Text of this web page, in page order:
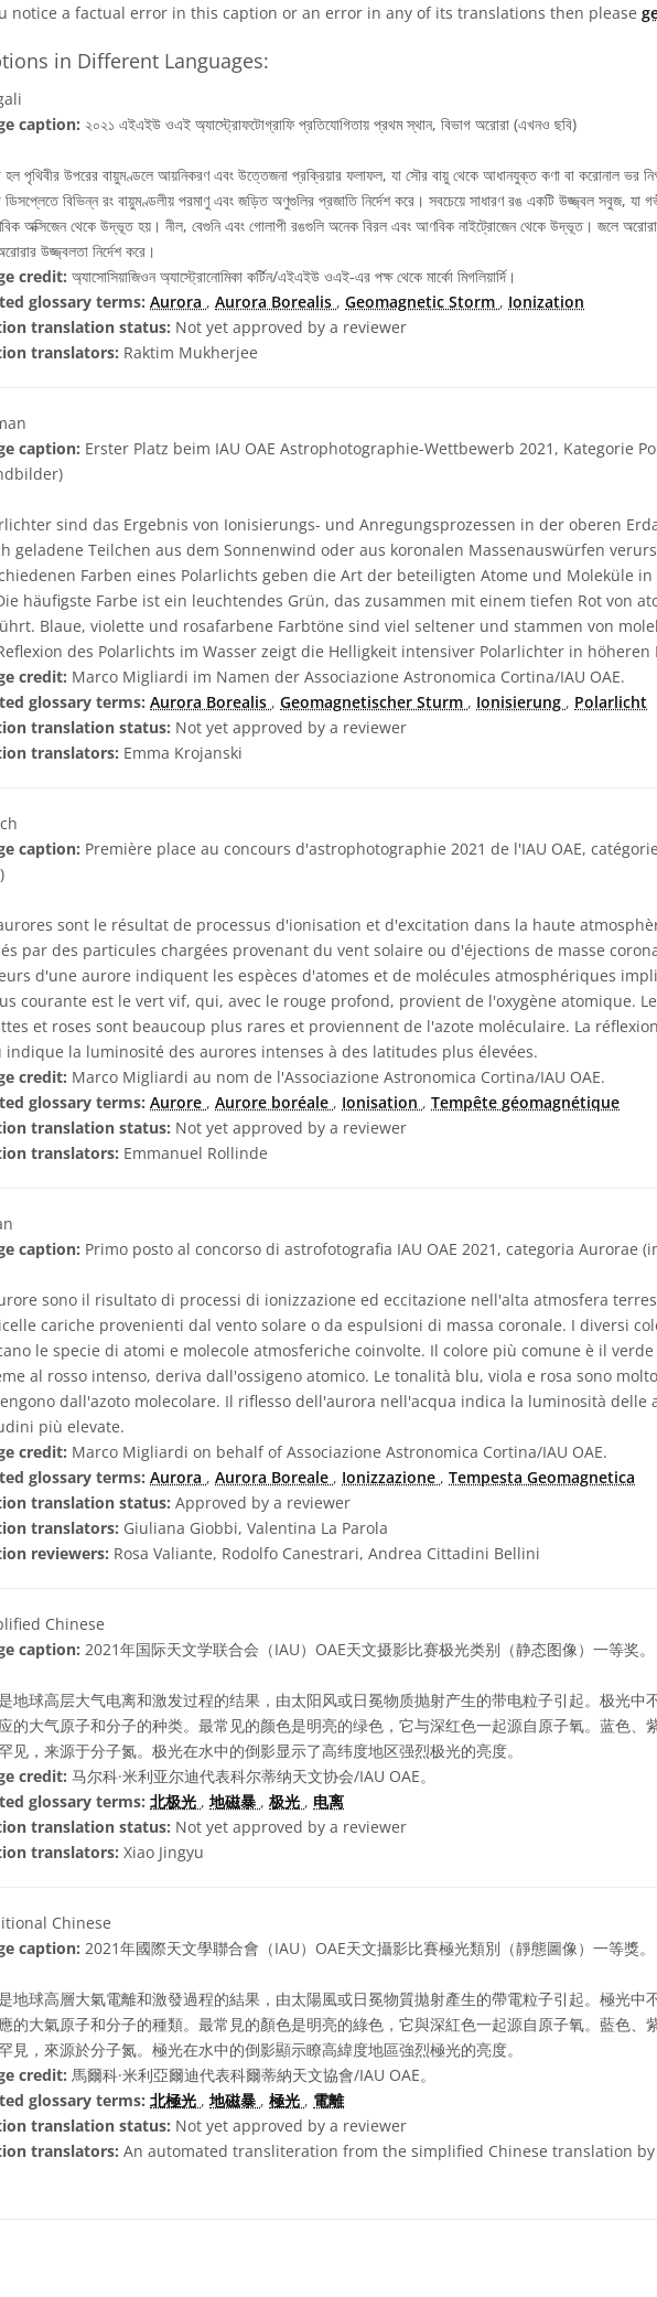
notice a factual error in this caption or an error in any of its translations then please
in Different Languages:
caption: ২০২১ এইএইউ ওএই অ্যাস্ট্রোফটোগ্রাফি প্রতিযোগিতায় প্রথম স্থান, বিভাগ অরোরা (এখনও ছবি)
হল পৃথিবীর উপরের বায়ুমণ্ডলে আয়নিকরণ এবং উত্তেজনা প্রক্রিয়ার ফলাফল, যা সৌর বায়ু থেকে আধানযুক্ত কণা বা করোনাল ভর
বিভিন্ন রং বায়ুমণ্ডলীয় পরমাণু এবং জড়িত অণুগুলির প্রজাতি নির্দেশ করে। সবচেয়ে সাধারণ রঙ একটি উজ্জ্বল সবুজ, যা
অক্সিজেন থেকে উদ্ভূত হয়। নীল, বেগুনি এবং গোলাপী রঙগুলি অনেক বিরল এবং আণবিক নাইট্রোজেন থেকে উদ্ভূত। জলে
উজ্জ্বলতা নির্দেশ করে।
credit: অ্যাসোসিয়াজিওন অ্যাস্ট্রোনোমিকা কর্টিন/এইএইউ ওএই-এর পক্ষ থেকে মার্কো মিগলিয়ার্দি।
glossary terms: Aurora , Aurora Borealis , Geomagnetic Storm , Ionization
translation status: Not yet approved by a reviewer
translators: Raktim Mukherjee
caption: Erster Platz beim IAU OAE Astrophotographie-Wettbewerb 2021, Kategorie
sind das Ergebnis von Ionisierungs- und Anregungsprozessen in der oberen
geladene Teilchen aus dem Sonnenwind oder aus koronalen Massenauswürfen
Farben eines Polarlichts geben die Art der beteiligten Atome und Moleküle
häufigste Farbe ist ein leuchtendes Grün, das zusammen mit einem tiefen Rot von
Blaue, violette und rosafarbene Farbtöne sind viel seltener und stammen von
des Polarlichts im Wasser zeigt die Helligkeit intensiver Polarlichter in
credit: Marco Migliardi im Namen der Associazione Astronomica Cortina/IAU OAE.
glossary terms: Aurora Borealis , Geomagnetischer Sturm , Ionisierung , Polarlicht
translation status: Not yet approved by a reviewer
translators: Emma Krojanski
caption: Première place au concours d'astrophotographie 2021 de l'IAU OAE,
sont le résultat de processus d'ionisation et d'excitation dans la haute
par des particules chargées provenant du vent solaire ou d'éjections de masse
d'une aurore indiquent les espèces d'atomes et de molécules atmosphériques
courante est le vert vif, qui, avec le rouge profond, provient de l'oxygène atomique.
et roses sont beaucoup plus rares et proviennent de l'azote moléculaire. La
indique la luminosité des aurores intenses à des latitudes plus élevées.
credit: Marco Migliardi au nom de l'Associazione Astronomica Cortina/IAU OAE.
glossary terms: Aurore , Aurore boréale , Ionisation , Tempête géomagnétique
translation status: Not yet approved by a reviewer
translators: Emmanuel Rollinde
caption: Primo posto al concorso di astrofotografia IAU OAE 2021, categoria Aurorae
sono il risultato di processi di ionizzazione ed eccitazione nell'alta atmosfera
cariche provenienti dal vento solare o da espulsioni di massa coronale. I diversi
le specie di atomi e molecole atmosferiche coinvolte. Il colore più comune è il
al rosso intenso, deriva dall'ossigeno atomico. Le tonalità blu, viola e rosa sono
dall'azoto molecolare. Il riflesso dell'aurora nell'acqua indica la luminosità delle
più elevate.
credit: Marco Migliardi on behalf of Associazione Astronomica Cortina/IAU OAE.
glossary terms: Aurora , Aurora Boreale , Ionizzazione , Tempesta Geomagnetica
translation status: Approved by a reviewer
translators: Giuliana Giobbi, Valentina La Parola
reviewers: Rosa Valiante, Rodolfo Canestrari, Andrea Cittadini Bellini
Chinese
caption: 2021年国际天文学联合会（IAU）OAE天文摄影比赛极光类别（静态图像）一等奖。
地球高层大气电离和激发过程的结果，由太阳风或日冕物质抛射产生的带电粒子引起。极光中
的大气原子和分子的种类。最常见的颜色是明亮的绿色，它与深红色一起源自原子氧。蓝色、
见，来源于分子氮。极光在水中的倒影显示了高纬度地区强烈极光的亮度。
credit: 马尔科·米利亚尔迪代表科尔蒂纳天文协会/IAU OAE。
glossary terms: 北极光 , 地磁暴 , 极光 , 电离
translation status: Not yet approved by a reviewer
translators: Xiao Jingyu
Chinese
caption: 2021年國際天文學聯合會（IAU）OAE天文攝影比賽極光類別（靜態圖像）一等獎。
地球高層大氣電離和激發過程的結果，由太陽風或日冕物質拋射產生的帶電粒子引起。極光中
的大氣原子和分子的種類。最常見的顏色是明亮的綠色，它與深紅色一起源自原子氧。藍色、
見，來源於分子氮。極光在水中的倒影顯示瞭高緯度地區強烈極光的亮度。
credit: 馬爾科·米利亞爾迪代表科爾蒂納天文協會/IAU OAE。
glossary terms: 北極光 , 地磁暴 , 極光 , 電離
translation status: Not yet approved by a reviewer
translators: An automated transliteration from the simplified Chinese translation by